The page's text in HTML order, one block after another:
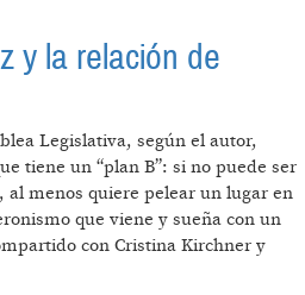
y la relación de
Legislativa, según el autor,
tiene un “plan B”: si no puede ser
al menos quiere pelear un lugar en
que viene y sueña con un
con Cristina Kirchner y